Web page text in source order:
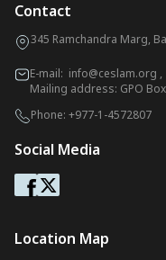
Contact
345 Ramchandra Marg,
E-mail: info@ceslam.org ,
Mailing address: GPO
Phone: +977-1-4572807
Social Media
Location Map